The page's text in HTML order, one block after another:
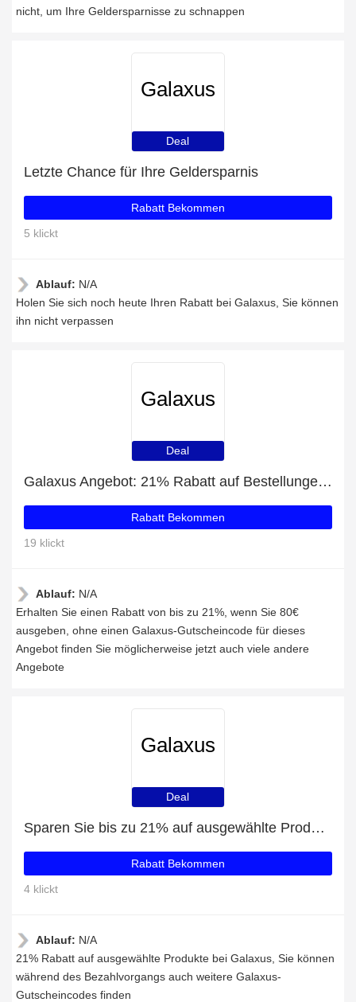
nicht, um Ihre Geldersparnisse zu schnappen
Galaxus
Deal
Letzte Chance für Ihre Geldersparnis
Rabatt Bekommen
5 klickt
Ablauf: N/A
Holen Sie sich noch heute Ihren Rabatt bei Galaxus, Sie können
ihn nicht verpassen
Galaxus
Deal
Galaxus Angebot: 21% Rabatt auf Bestellungen über 80€
Rabatt Bekommen
19 klickt
Ablauf: N/A
Erhalten Sie einen Rabatt von bis zu 21%, wenn Sie 80€
ausgeben, ohne einen Galaxus-Gutscheincode für dieses
Angebot finden Sie möglicherweise jetzt auch viele andere
Angebote
Galaxus
Deal
Sparen Sie bis zu 21% auf ausgewählte Produkte
Rabatt Bekommen
4 klickt
Ablauf: N/A
21% Rabatt auf ausgewählte Produkte bei Galaxus, Sie können
während des Bezahlvorgangs auch weitere Galaxus-
Gutscheincodes finden